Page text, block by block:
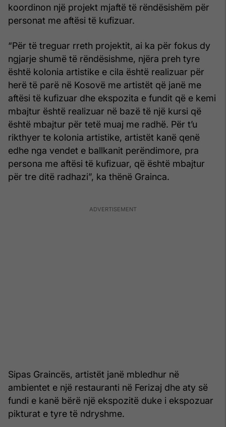
koordinon një projekt mjaftë të rëndësishëm për
personat me aftësi të kufizuar.
“Për të treguar rreth projektit, ai ka për fokus dy
ngjarje shumë të rëndësishme, njëra preh tyre
është kolonia artistike e cila është realizuar për
herë të parë në Kosovë me artistët që janë me
aftësi të kufizuar dhe ekspozita e fundit që e kemi
mbajtur është realizuar në bazë të një kursi që
është mbajtur për tetë muaj me radhë. Për t’u
rikthyer te kolonia artistike, artistët kanë qenë
edhe nga vendet e ballkanit perëndimore, pra
persona me aftësi të kufizuar, që është mbajtur
për tre ditë radhazi”, ka thënë Grainca.
Sipas Graincës, artistët janë mbledhur në
ambientet e një restauranti në Ferizaj dhe aty së
fundi e kanë bërë një ekspozitë duke i ekspozuar
pikturat e tyre të ndryshme.